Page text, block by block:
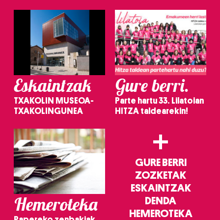
Eskaintzak
TXAKOLIN MUSEOA-
TXAKOLINGUNEA
Gure berri.
Parte hartu 33. Lilatoian
HITZA taldearekin!
Hemeroteka
+
GURE BERRI
ZOZKETAK
ESKAINTZAK
DENDA
HEMEROTEKA